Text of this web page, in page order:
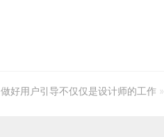
做好用户引导不仅仅是设计师的工作 »